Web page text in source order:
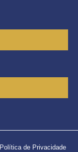
Política de Privacidade